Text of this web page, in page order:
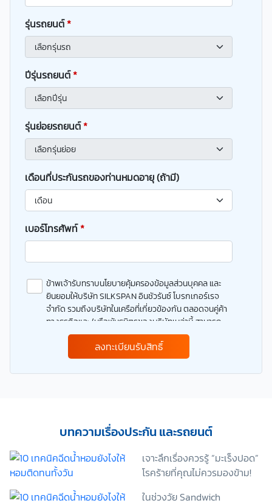
รุ่นรถยนต์*
ปีรุ่นรถยนต์*
รุ่นย่อยรถยนต์*
เดือนที่ประกันรถของท่านหมดอายุ (ถ้ามี)
เบอร์โทรศัพท์*
ข้าพเจ้ารับทราบนโยบายคุ้มครองข้อมูลส่วนบุคคล และ
ยินยอมให้บริษัท SILKSPAN อินชัวรันซ์ โบรกเกอร์เรจ
จำกัด รวมถึงบริษัทในเครือที่เกี่ยวข้องกัน ตลอดจนคู่ค้า
ทางธุรกิจและ/หรือพันธมิตรของบริษัทเหล่านี้ สามารถ
เก็บ ใช้ และ/หรือ เปิดเผยข้อมูลส่วนบุคคลและข้อมูลส่วน
บุคคลที่มีความอ่อนไหวของข้าพเจ้า เพื่อวัตถุประสงค์ใน
การดำเนินการติดต่อและนำเสนอข้อมูลสำหรับการขาย
ผลิตภัณฑ์ การจัดทำรายการส่งเสริมการขายและการ
อื่นๆ ท่านสามารถอ่านรายละเอียดนโยบายคุ้มครองข้อมูล
ส่วนบุคคลและสิทธิของเจ้าของข้อมูลส่วนบุคคลได้ที่
เว็บไซต์ คำประกาศเกี่ยวกับความเป็นส่วนตัว ก่อนให้
ความยินยอม ทั้งนี้ ก่อนการแสดงเจตนา ข้าพเจ้าได้อ่าน
รายละเอียดจากเอกสารชี้แจงข้อมูล หรือได้รับคำอธิบาย
จากหน่วยงานถึงวัตถุประสงค์ในการเก็บรวบรวม ใช้หรือ
ลงทะเบียนรับสิทธิ์
บทความเรื่องประกัน และรถยนต์
เจาะลึกเรื่องควรรู้ “มะเร็งปอด”
โรคร้ายที่คุณไม่ควรมองข้าม!
ในช่วงวัย Sandwich